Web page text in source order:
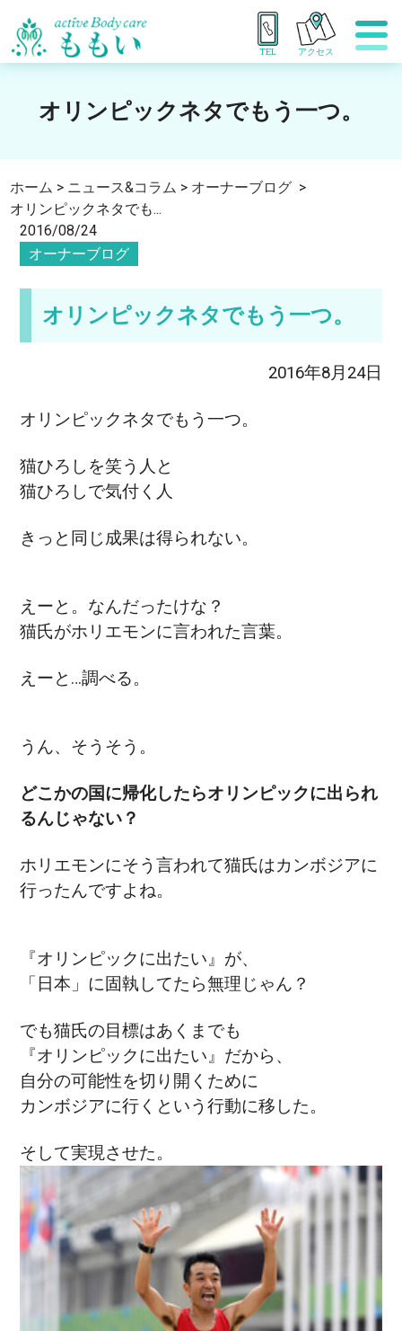
TEL アクセス
オリンピックネタでもう一つ。
ホーム > ニュース&コラム > オーナーブログ >
オリンピックネタでも...
2016/08/24
オーナーブログ
オリンピックネタでもう一つ。
2016年8月24日
オリンピックネタでもう一つ。
猫ひろしを笑う人と
猫ひろしで気付く人
きっと同じ成果は得られない。
えーと。なんだったけな？
猫氏がホリエモンに言われた言葉。
えーと…調べる。
うん、そうそう。
どこかの国に帰化したらオリンピックに出られ
るんじゃない？
ホリエモンにそう言われて猫氏はカンボジアに
行ったんですよね。
『オリンピックに出たい』が、
「日本」に固執してたら無理じゃん？
でも猫氏の目標はあくまでも
『オリンピックに出たい』だから、
自分の可能性を切り開くために
カンボジアに行くという行動に移した。
そして実現させた。